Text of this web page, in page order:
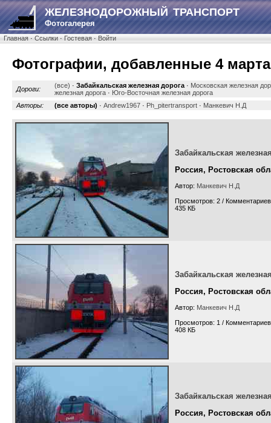
ЖЕЛЕЗНОДОРОЖНЫЙ ТРАНСПОРТ
Фотогалерея
Главная·Ссылки·Гостевая·Войти
Фотографии, добавленные 4 марта
Дороги: (все) · Забайкальская железная дорога · Московская железная
железная дорога · Юго-Восточная железная дорога
Авторы:
(все авторы) · Andrew1967 · Ph_pitertransport · Манкевич Н.Д
Забайкальская
Россия, Ростовская
Автор: Манкевич Н.Д
Просмотров: 2 /
435 КБ
Забайкальская
Россия, Ростовская
Автор: Манкевич Н.Д
Просмотров: 1 /
408 КБ
Забайкальская
Россия, Ростовская